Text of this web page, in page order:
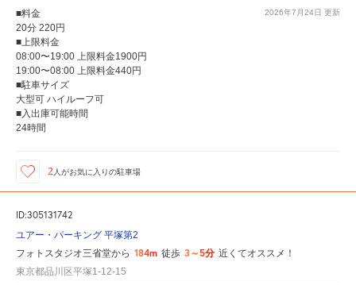
2026年7月24日 更新
■料金
20分 220円
■上限料金
08:00〜19:00 上限料金1900円
19:00〜08:00 上限料金440円
■駐車サイズ
大型可 ハイルーフ可
■入出庫可能時間
24時間
2 人がお気に入りの駐車場
ID:305131742
ユアー・パーキング 平塚第2
フォトスタジオ三省堂から 184m 徒歩 3～5分 近くてオススメ！
東京都品川区平塚1-12-15